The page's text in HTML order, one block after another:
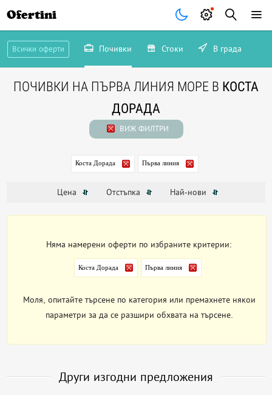
Ofertini
Всички оферти Почивки Стоки В града
ПОЧИВКИ НА ПЪРВА ЛИНИЯ МОРЕ В КОСТА
ДОРАДА
ВИЖ ФИЛТРИ
Коста Дорада Първа линия
Цена Отстъпка Най-нови
Няма намерени оферти по избраните критерии:
Коста Дорада Първа линия
Моля, опитайте търсене по категория или премахнете някои
параметри за да се разшири обхвата на търсене.
Други изгодни предложения